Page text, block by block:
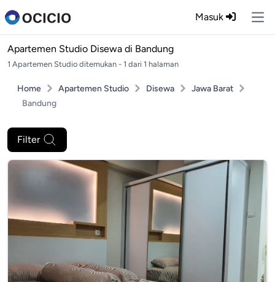
Masuk
Apartemen Studio Disewa di Bandung
1 Apartemen Studio ditemukan - 1 dari 1 halaman
Home Apartemen Studio Disewa
Jawa Barat
Bandung
Filter